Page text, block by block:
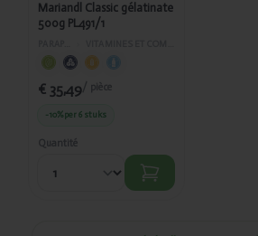
Mariandl Classic gélatinate
500g PL491/1
€ 35,49/ pièce
-10%per 6 stuks
Quantité